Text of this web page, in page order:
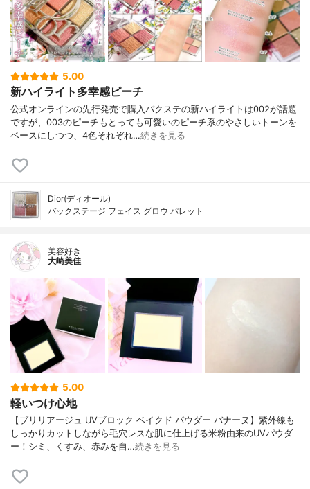
5.00
新ハイライト多幸感ピーチ
公式オンラインの先行発売で購入バクステの新ハイライトは002が話題
ですが、003のピーチもとっても可愛いのピーチ系のやさしいトーンを
ベースにしつつ、4色それぞれ…続きを見る
Dior(ディオール)
バックステージ フェイス グロウ パレット
美容好き
大崎美佳
5.00
軽いつけ心地
【ブリリアージュ UVブロック ベイクド パウダー バナーヌ】紫外線も
しっかりカットしながら毛穴レスな肌に仕上げる米粉由来のUVパウダ
ー！シミ、くすみ、赤みを自…続きを見る